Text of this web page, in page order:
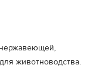
нержавеющей,
животноводства.